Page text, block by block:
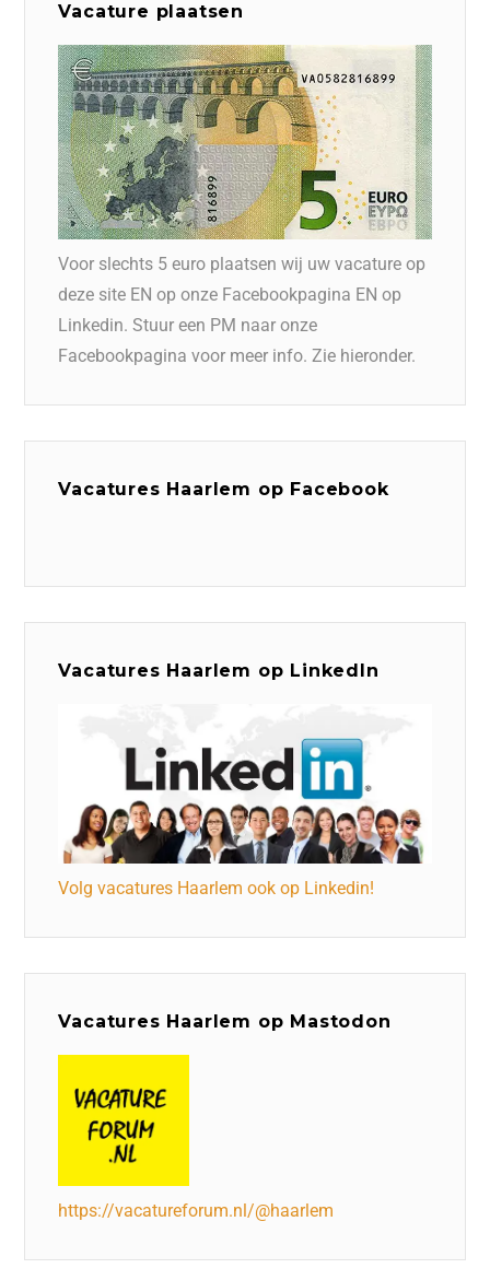
Vacature plaatsen
Voor slechts 5 euro plaatsen wij uw vacature op
deze site EN op onze Facebookpagina EN op
Linkedin. Stuur een PM naar onze
Facebookpagina voor meer info. Zie hieronder.
Vacatures Haarlem op Facebook
Vacatures Haarlem op LinkedIn
Volg vacatures Haarlem ook op Linkedin!
Vacatures Haarlem op Mastodon
https://vacatureforum.nl/@haarlem